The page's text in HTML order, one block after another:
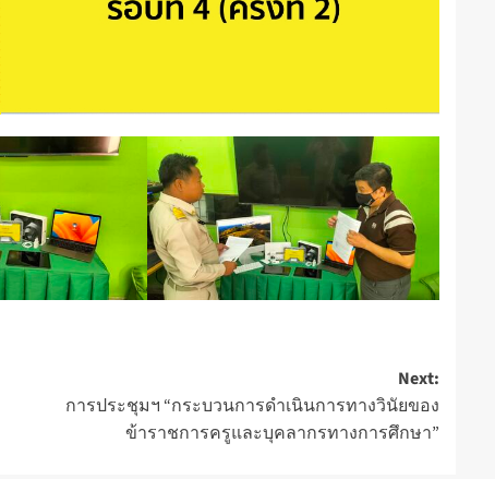
Next:
การประชุมฯ “กระบวนการดำเนินการทางวินัยของ
ข้าราชการครูและบุคลากรทางการศึกษา”